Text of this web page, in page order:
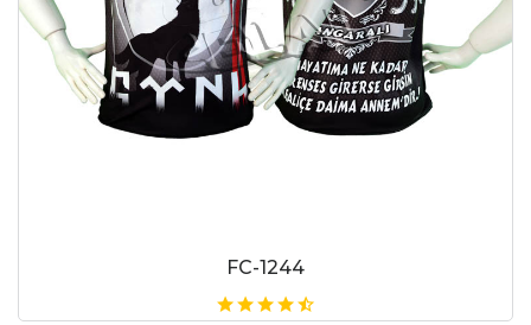
FC-1244